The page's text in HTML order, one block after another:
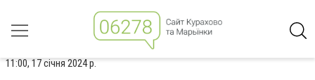
11:00, 17 січня 2024 р.